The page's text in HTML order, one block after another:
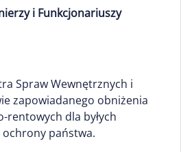
i Funkcjonariuszy
Spraw Wewnętrznych i
zapowiadanego obniżenia
rentowych dla byłych
państwa.